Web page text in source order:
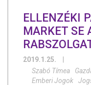
ELLENZÉKI
MARKET SE
2019.1.25.
Szabó Tímea
Emberi Jogok